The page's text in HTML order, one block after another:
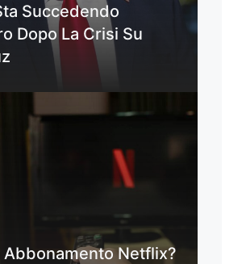
Succedendo
Dopo La Crisi Su
Abbonamento Netflix?